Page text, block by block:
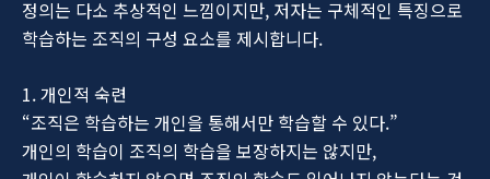
정의는 다소 추상적인 느낌이지만, 저자는 구체적인 특징으로
학습하는 조직의 구성 요소를 제시합니다.
1. 개인적 숙련
“조직은 학습하는 개인을 통해서만 학습할 수 있다.”
개인의 학습이 조직의 학습을 보장하지는 않지만,